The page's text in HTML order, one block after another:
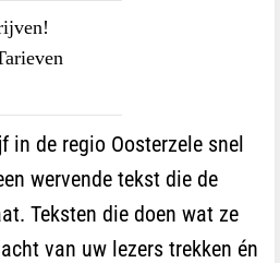
in de regio Oosterzele snel
wervende tekst die de
Teksten die doen wat ze
van uw lezers trekken én